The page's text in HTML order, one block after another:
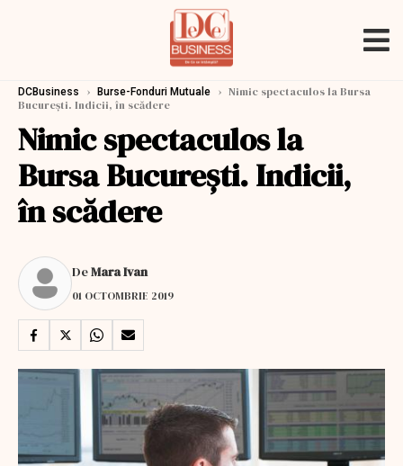
DCBusiness › Burse-Fonduri Mutuale › Nimic spectaculos la Bursa
București. Indicii, în scădere
Nimic spectaculos la
Bursa București. Indicii,
în scădere
DeMara Ivan
01 OCTOMBRIE 2019